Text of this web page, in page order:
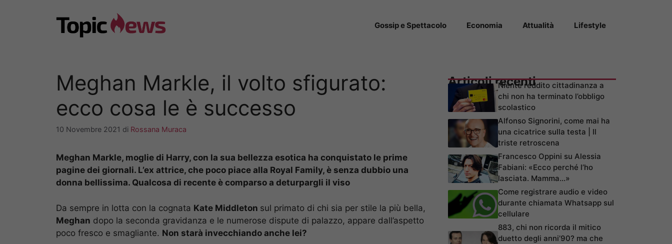
Gossip e Spettacolo Economia Attualità Lifestyle
Meghan Markle, il volto sfigurato:
ecco cosa le è successo
10 Novembre 2021 di Rossana Muraca
Meghan Markle, moglie di Harry, con la sua bellezza esotica ha conquistato le prime
pagine dei giornali. L’ex attrice, che poco piace alla Royal Family, è senza dubbio una
donna bellissima. Qualcosa di recente è comparso a deturpargli il viso
Da sempre in lotta con la cognata Kate Middleton sul primato di chi sia per stile la più bella,
Meghan dopo la seconda gravidanza e le numerose dispute di palazzo, appare dall’aspetto
poco fresco e smagliante. Non starà invecchiando anche lei?
Articoli recentiNiente reddito cittadinanza a
chi non ha terminato l’obbligo
scolastico
Alfonso Signorini, come mai ha
una cicatrice sulla testa | Il
triste retroscena
Francesco Oppini su Alessia
Fabiani: «Ecco perché l’ho
lasciata. Mamma…»
Come registrare audio e video
durante chiamata Whatsapp sul
cellulare
883, chi non ricorda il mitico
duetto degli anni’90? ma che